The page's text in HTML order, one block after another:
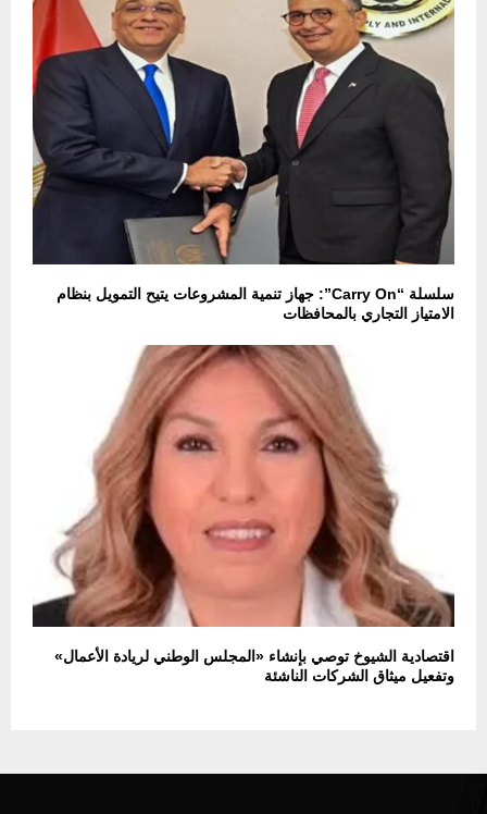
سلسلة “Carry On”: جهاز تنمية المشروعات يتيح التمويل بنظام
الامتياز التجاري بالمحافظات
اقتصادية الشيوخ توصي بإنشاء «المجلس الوطني لريادة الأعمال»
وتفعيل ميثاق الشركات الناشئة